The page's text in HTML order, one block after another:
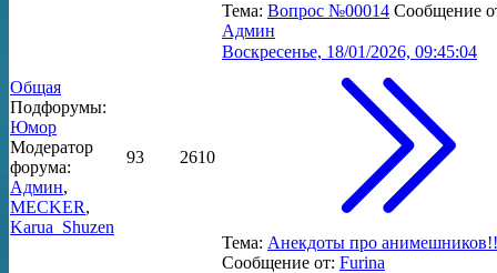
Тема: Вопрос №00014 Сообщение
Админ
Общая
Подфорумы:
Юмор
Модератор
форума:
Админ,
MECKER,
Karua_Shuzen
93 2610
Воскресенье, 18/01/2026, 09:45:04
Тема: Анекдоты про
Сообщение от: Furina